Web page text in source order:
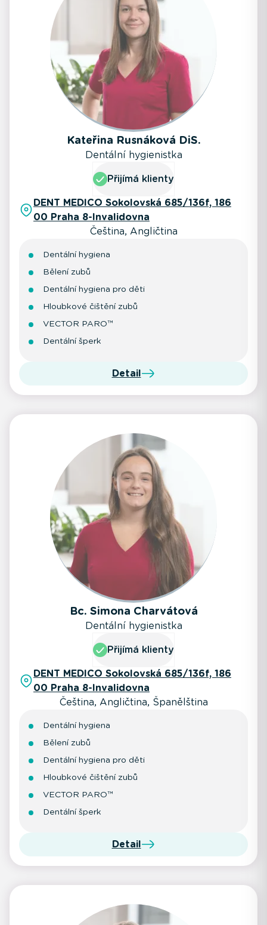
Kateřina Rusnáková DiS.
Dentální hygienistka
Přijímá klienty
DENT MEDICO Sokolovská 685/136f, 186
00 Praha 8-Invalidovna
Čeština, Angličtina
Dentální hygiena
Bělení zubů
Dentální hygiena pro děti
Hloubkové čištění zubů
VECTOR PARO™
Dentální šperk
Detail
Bc. Simona Charvátová
Dentální hygienistka
Přijímá klienty
DENT MEDICO Sokolovská 685/136f, 186
00 Praha 8-Invalidovna
Čeština, Angličtina, Španělština
Dentální hygiena
Bělení zubů
Dentální hygiena pro děti
Hloubkové čištění zubů
VECTOR PARO™
Dentální šperk
Detail